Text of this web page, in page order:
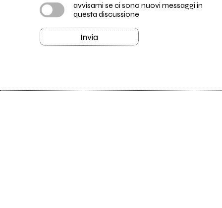
avvisami se ci sono nuovi messaggi in
questa discussione
Invia